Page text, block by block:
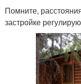
Помните,
застройке